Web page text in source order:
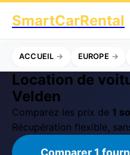
SmartCarRental
ACCUEIL EUROPE
Location de
Velden
Comparez les prix de 1
Récupération flexible,
Comparer 1